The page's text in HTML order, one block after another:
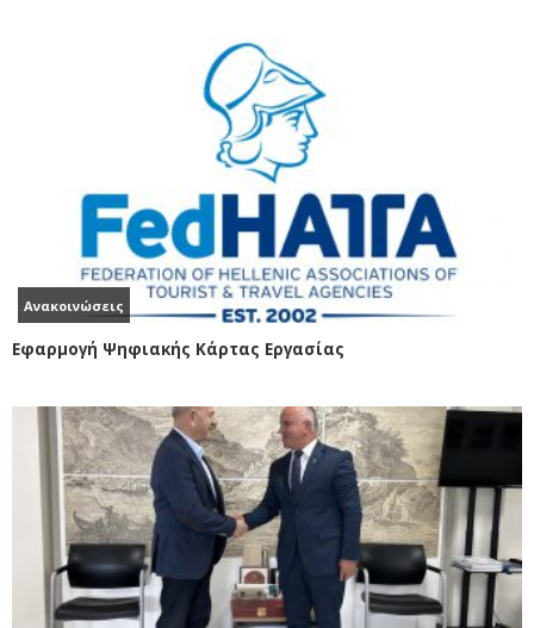
Ανακοινώσεις
Εφαρμογή Ψηφιακής Κάρτας Εργασίας